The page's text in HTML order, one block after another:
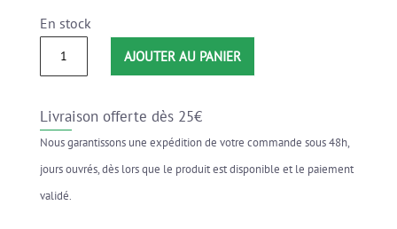
En stock
quantité
de
de
Sarriette
des
AJOUTER AU PANIER
Livraison offerte dès 25€
Nous garantissons une expédition de votre commande sous 48h,
jours ouvrés, dès lors que le produit est disponible et le paiement
validé.